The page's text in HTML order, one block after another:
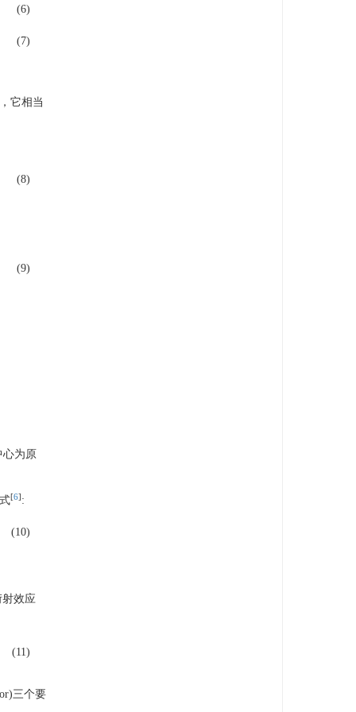
(6)
(7)
，它相当
(8)
(9)
心为原
[6] :
(10)
效应
(11)
三个要